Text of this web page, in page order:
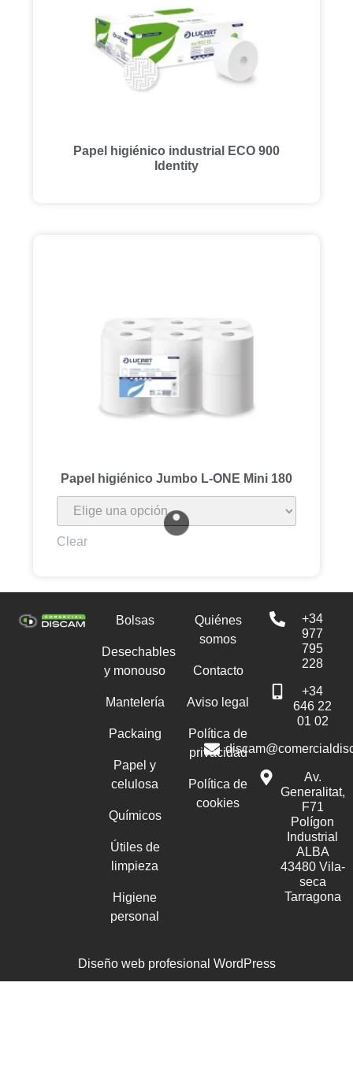
Papel higiénico industrial ECO 900
Identity
Papel higiénico Jumbo L-ONE Mini 180
Clear
Bolsas
Desechables
y monouso
Mantelería
Packaing
Papel y
celulosa
Químicos
Útiles de
limpieza
Higiene
personal
Quiénes
somos
Contacto
Aviso legal
Política de
privacidad
Política de
cookies
+34
977
795
228
+34
646 22
01 02
Av.
Generalitat,
F71
Polígon
Industrial
ALBA
43480 Vila-
seca
Tarragona
Diseño web profesional WordPress